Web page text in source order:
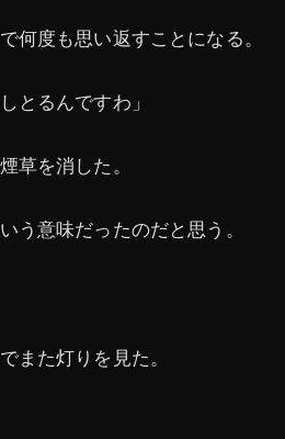
何度も思い返すことになる。
とるんですわ」
草を消した。
う意味だったのだと思う。
また灯りを見た。